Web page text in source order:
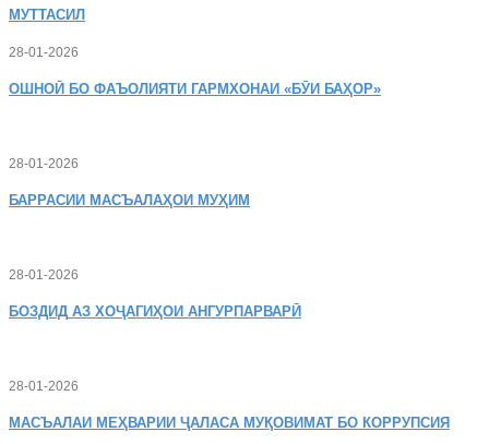
МУТТАСИЛ
28-01-2026
ОШНОӢ БО ФАЪОЛИЯТИ ГАРМХОНАИ «БӮИ БАҲОР»
28-01-2026
БАРРАСИИ МАСЪАЛАҲОИ МУҲИМ
28-01-2026
БОЗДИД АЗ ХОҶАГИҲОИ АНГУРПАРВАРӢ
28-01-2026
МАСЪАЛАИ МЕҲВАРИИ ҶАЛАСА МУҚОВИМАТ БО КОРРУПСИЯ